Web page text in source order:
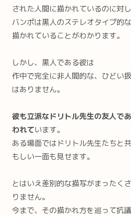
された人間に描かれているのに対し
バンポは黒人のステレオタイプ的
描かれていることがわかります。
しかし、黒人である彼は
作中で完全に非人間的な、ひどい
はありません。
彼も立派なドリトル先生の友人で
われています。
ある場面ではドリトル先生たちと
もしい一面も見せます。
とはいえ差別的な描写がまったく
りません。
今まで、その描かれ方を巡って抗